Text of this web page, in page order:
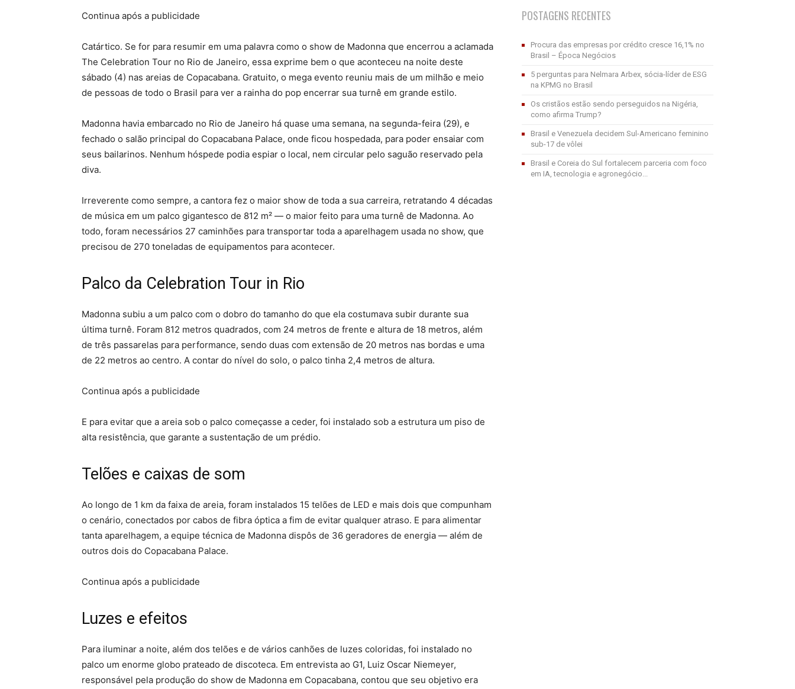
Continua após a publicidade
Catártico. Se for para resumir em uma palavra como o show de Madonna que encerrou a aclamada
The Celebration Tour no Rio de Janeiro, essa exprime bem o que aconteceu na noite deste
sábado (4) nas areias de Copacabana. Gratuito, o mega evento reuniu mais de um milhão e meio
de pessoas de todo o Brasil para ver a rainha do pop encerrar sua turnê em grande estilo.
Madonna havia embarcado no Rio de Janeiro há quase uma semana, na segunda-feira (29), e
fechado o salão principal do Copacabana Palace, onde ficou hospedada, para poder ensaiar com
seus bailarinos. Nenhum hóspede podia espiar o local, nem circular pelo saguão reservado pela
diva.
Irreverente como sempre, a cantora fez o maior show de toda a sua carreira, retratando 4 décadas
de música em um palco gigantesco de 812 m² — o maior feito para uma turnê de Madonna. Ao
todo, foram necessários 27 caminhões para transportar toda a aparelhagem usada no show, que
precisou de 270 toneladas de equipamentos para acontecer.
Palco da Celebration Tour in Rio
Madonna subiu a um palco com o dobro do tamanho do que ela costumava subir durante sua
última turnê. Foram 812 metros quadrados, com 24 metros de frente e altura de 18 metros, além
de três passarelas para performance, sendo duas com extensão de 20 metros nas bordas e uma
de 22 metros ao centro. A contar do nível do solo, o palco tinha 2,4 metros de altura.
Continua após a publicidade
E para evitar que a areia sob o palco começasse a ceder, foi instalado sob a estrutura um piso de
alta resistência, que garante a sustentação de um prédio.
Telões e caixas de som
Ao longo de 1 km da faixa de areia, foram instalados 15 telões de LED e mais dois que compunham
o cenário, conectados por cabos de fibra óptica a fim de evitar qualquer atraso. E para alimentar
tanta aparelhagem, a equipe técnica de Madonna dispôs de 36 geradores de energia — além de
outros dois do Copacabana Palace.
Continua após a publicidade
Luzes e efeitos
Para iluminar a noite, além dos telões e de vários canhões de luzes coloridas, foi instalado no
palco um enorme globo prateado de discoteca. Em entrevista ao G1, Luiz Oscar Niemeyer,
responsável pela produção do show de Madonna em Copacabana, contou que seu objetivo era
POSTAGENS RECENTES
Procura das empresas por crédito cresce 16,1% no
Brasil – Época Negócios
5 perguntas para Nelmara Arbex, sócia-líder de ESG
na KPMG no Brasil
Os cristãos estão sendo perseguidos na Nigéria,
como afirma Trump?
Brasil e Venezuela decidem Sul-Americano feminino
sub-17 de vôlei
Brasil e Coreia do Sul fortalecem parceria com foco
em IA, tecnologia e agronegócio...